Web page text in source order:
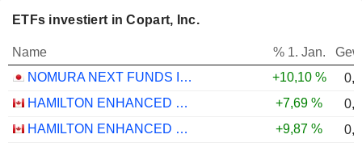
ETFs investiert in Copart, Inc.
Name % 1. Jan.
NOMURA NEXT FUNDS INTERNATIONAL EQUITY MSCI-KOKUSAI (YEN-HEDGED) ETF - JPY
+10,10 %
HAMILTON ENHANCED U.S. COVERED CALL ETF - CAD HEDGED
+7,69 %
HAMILTON ENHANCED U.S. COVERED CALL ETF - USD
+9,87 %